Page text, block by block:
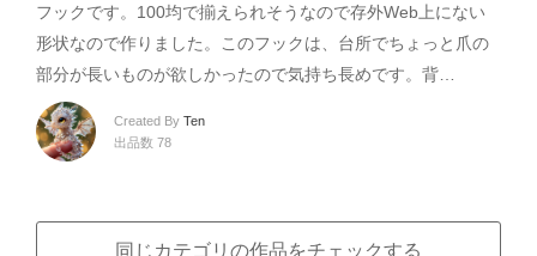
フックです。100均で揃えられそうなので存外Web上にない
形状なので作りました。このフックは、台所でちょっと爪の
部分が長いものが欲しかったので気持ち長めです。背…
Created By Ten
出品数 78
同じカテゴリの作品をチェックする